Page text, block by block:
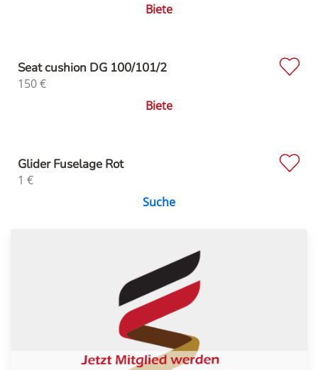
Biete
Seat cushion DG 100/101/2
150€
Biete
Glider Fuselage Rot
1 €
Suche